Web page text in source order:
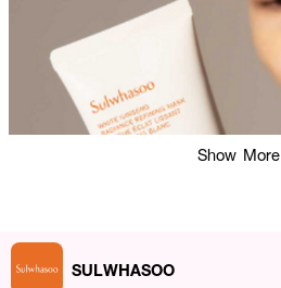
Show More
SULWHASOO